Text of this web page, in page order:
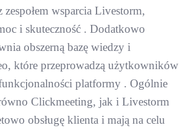
zespołem wsparcia Livestorm,
i skuteczność . Dodatkowo
obszerną bazę wiedzy i
które przeprowadzą użytkowników
platformy . Ogólnie
Clickmeeting, jak i Livestorm
obsługę klienta i mają na celu